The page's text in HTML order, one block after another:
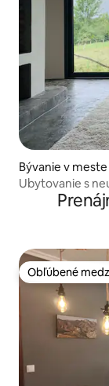
Bývanie v
Ubytovanie s
Obľúbené
Obľúbené